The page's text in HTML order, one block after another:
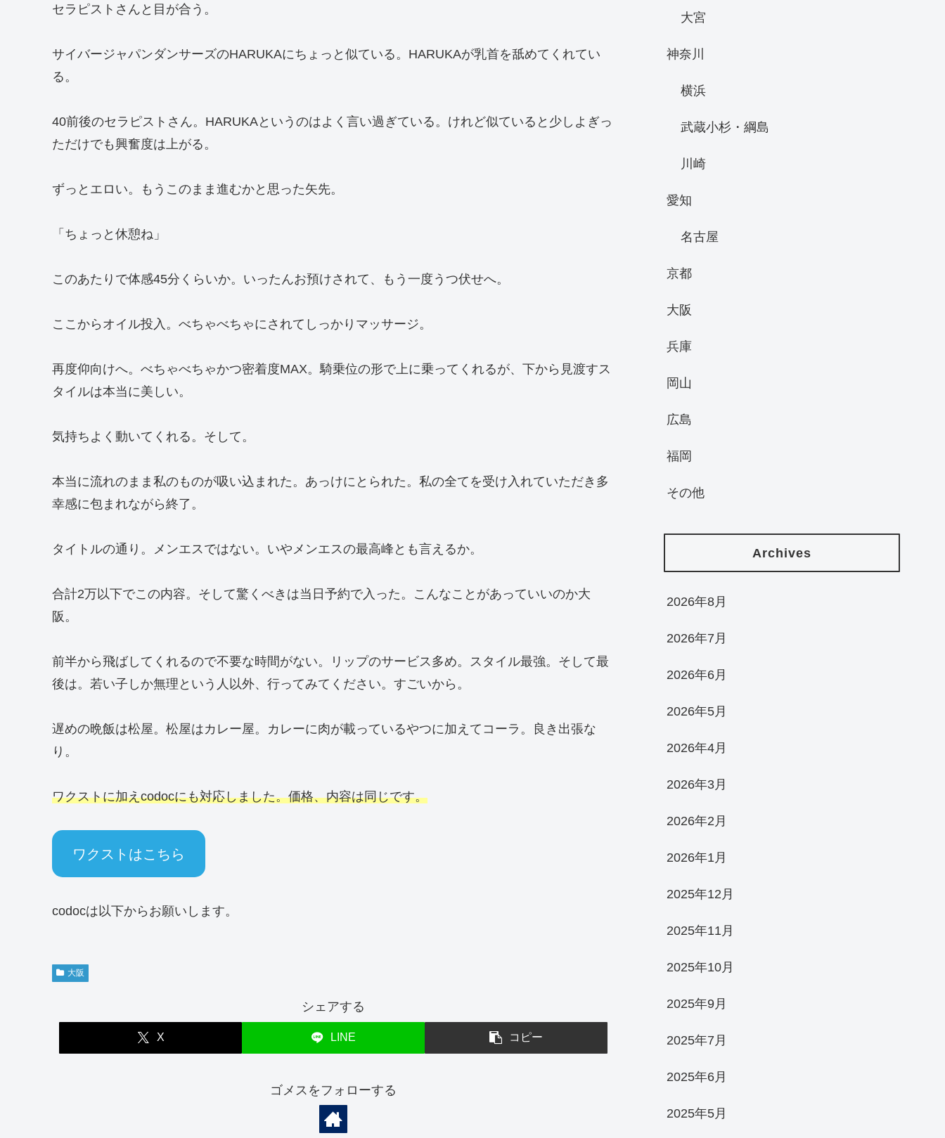
セラピストさんと目が合う。
サイバージャパンダンサーズのHARUKAにちょっと似ている。HARUKAが乳首を舐めてくれてい
る。
40前後のセラピストさん。HARUKAというのはよく言い過ぎている。けれど似ていると少しよぎっ
ただけでも興奮度は上がる。
ずっとエロい。もうこのまま進むかと思った矢先。
「ちょっと休憩ね」
このあたりで体感45分くらいか。いったんお預けされて、もう一度うつ伏せへ。
ここからオイル投入。べちゃべちゃにされてしっかりマッサージ。
再度仰向けへ。べちゃべちゃかつ密着度MAX。騎乗位の形で上に乗ってくれるが、下から見渡すス
タイルは本当に美しい。
気持ちよく動いてくれる。そして。
本当に流れのまま私のものが吸い込まれた。あっけにとられた。私の全てを受け入れていただき多
幸感に包まれながら終了。
タイトルの通り。メンエスではない。いやメンエスの最高峰とも言えるか。
合計2万以下でこの内容。そして驚くべきは当日予約で入った。こんなことがあっていいのか大
阪。
前半から飛ばしてくれるので不要な時間がない。リップのサービス多め。スタイル最強。そして最
後は。若い子しか無理という人以外、行ってみてください。すごいから。
遅めの晩飯は松屋。松屋はカレー屋。カレーに肉が載っているやつに加えてコーラ。良き出張な
り。
ワクストに加えcodocにも対応しました。価格、内容は同じです。
ワクストはこちら
codocは以下からお願いします。
大阪
シェアする
X LINE コピー
ゴメスをフォローする
大宮
神奈川
横浜
武蔵小杉・綱島
川崎
愛知
名古屋
京都
大阪
兵庫
岡山
広島
福岡
その他
Archives
2026年8月
2026年7月
2026年6月
2026年5月
2026年4月
2026年3月
2026年2月
2026年1月
2025年12月
2025年11月
2025年10月
2025年9月
2025年7月
2025年6月
2025年5月